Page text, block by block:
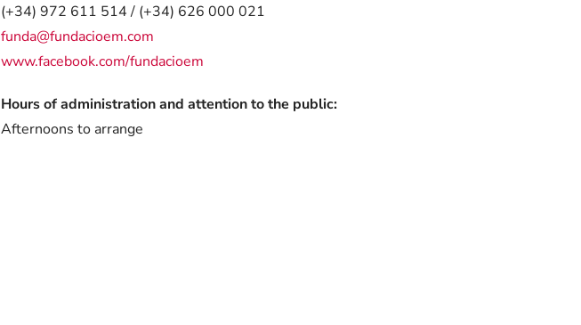
(+34) 972 611 514 / (+34) 626 000 021
funda@fundacioem.com
www.facebook.com/fundacioem
Hours of administration and attention to the public:
Afternoons to arrange